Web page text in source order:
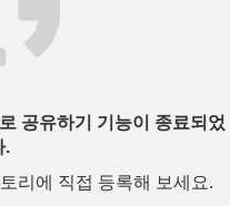
공유하기 기능이 종료되었
.
리에 직접 등록해 보세요.